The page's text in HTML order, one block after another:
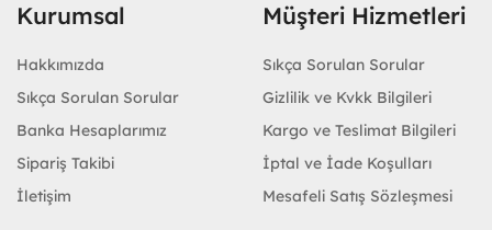
Kurumsal
Hakkımızda
Sıkça Sorulan Sorular
Banka Hesaplarımız
Sipariş Takibi
İletişim
Müşteri Hizmetleri
Sıkça Sorulan Sorular
Gizlilik ve Kvkk Bilgileri
Kargo ve Teslimat Bilgileri
İptal ve İade Koşulları
Mesafeli Satış Sözleşmesi